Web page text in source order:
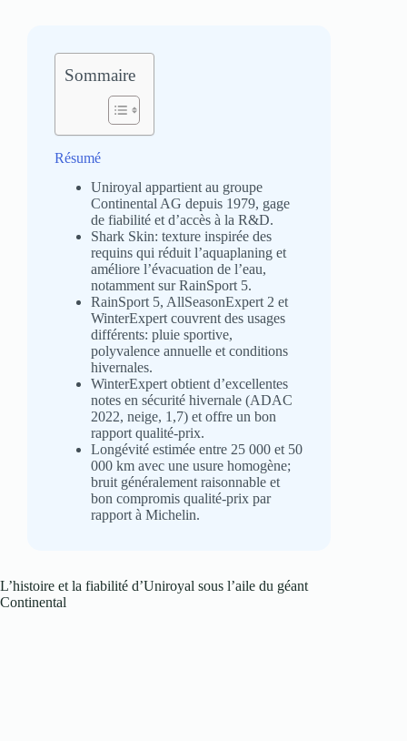
Sommaire
Résumé
Uniroyal appartient au groupe
Continental AG depuis 1979, gage
de fiabilité et d’accès à la R&D.
Shark Skin: texture inspirée des
requins qui réduit l’aquaplaning et
améliore l’évacuation de l’eau,
notamment sur RainSport 5.
RainSport 5, AllSeasonExpert 2 et
WinterExpert couvrent des usages
différents: pluie sportive,
polyvalence annuelle et conditions
hivernales.
WinterExpert obtient d’excellentes
notes en sécurité hivernale (ADAC
2022, neige, 1,7) et offre un bon
rapport qualité-prix.
Longévité estimée entre 25 000 et 50
000 km avec une usure homogène;
bruit généralement raisonnable et
bon compromis qualité-prix par
rapport à Michelin.
L’histoire et la fiabilité d’Uniroyal sous l’aile du géant
Continental